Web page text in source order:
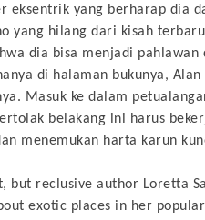
eksentrik yang berharap dia
yang hilang dari kisah
dia bisa menjadi pahlawan
di halaman bukunya,
Masuk ke dalam
belakang ini harus
menemukan harta karun
but reclusive author Loretta
exotic places in her